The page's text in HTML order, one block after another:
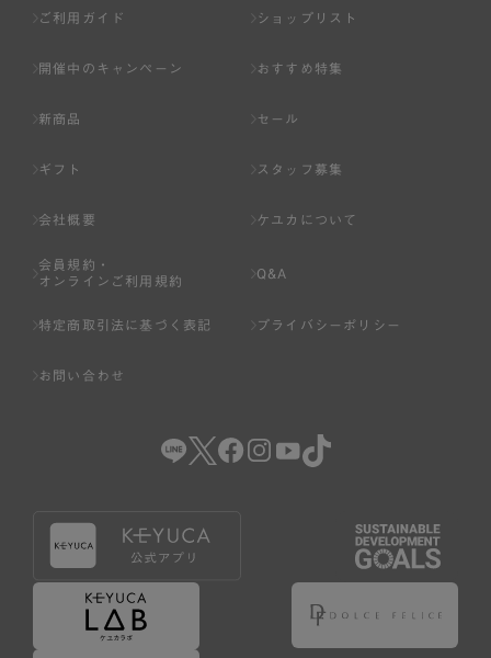
ご利用ガイド ショップリスト
開催中のキャンペーン おすすめ特集
新商品 セール
ギフト スタッフ募集
会社概要 ケユカについて
会員規約・
オンラインご利用規約
Q&A
特定商取引法に基づく表記 プライバシーポリシー
お問い合わせ